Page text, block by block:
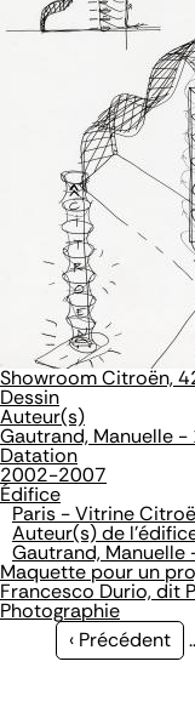
Showroom Citroën,
Dessin
Auteur(s)
Gautrand, Manuelle -
Datation
2002-2007
Édifice
Paris - Vitrine
Auteur(s) de
Gautrand,
Maquette pour un
Francesco Durio, dit
Photographie
Page
‹ Précédent